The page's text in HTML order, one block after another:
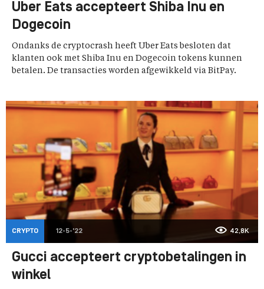
Uber Eats accepteert Shiba Inu en
Dogecoin
Ondanks de cryptocrash heeft Uber Eats besloten dat
klanten ook met Shiba Inu en Dogecoin tokens kunnen
betalen. De transacties worden afgewikkeld via BitPay.
CRYPTO 12-5-'22 42,8K
Gucci accepteert cryptobetalingen in
winkel